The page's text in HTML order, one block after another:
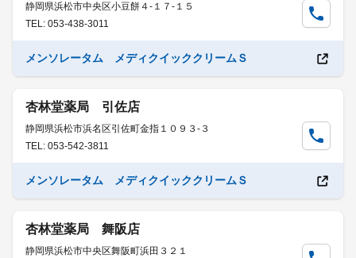
静岡県浜松市中央区小豆餅４-１７-１５
TEL: 053-438-3011
メンソレータム メディクイッククリームＳ
杏林堂薬局 引佐店
静岡県浜松市浜名区引佐町金指１０９３-３
TEL: 053-542-3811
メンソレータム メディクイッククリームＳ
杏林堂薬局 舞阪店
静岡県浜松市中央区舞阪町浜田３２１